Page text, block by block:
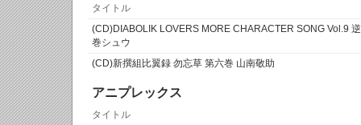
タイトル
(CD)DIABOLIK LOVERS MORE CHARACTER SONG Vol.9 逆
巻シュウ
(CD)新撰組比翼録 勿忘草 第六巻 山南敬助
アニプレックス
タイトル